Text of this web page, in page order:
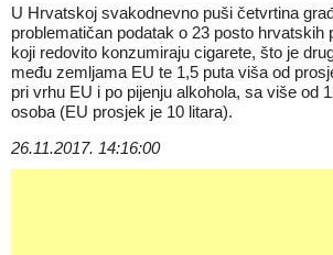
U Hrvatskoj svakodnevno puši četvrtina
problematičan podatak o 23 posto hrvatskih
koji redovito konzumiraju cigarete, što je
među zemljama EU te 1,5 puta viša od
pri vrhu EU i po pijenju alkohola, sa više od
osoba (EU prosjek je 10 litara).
26.11.2017. 14:16:00